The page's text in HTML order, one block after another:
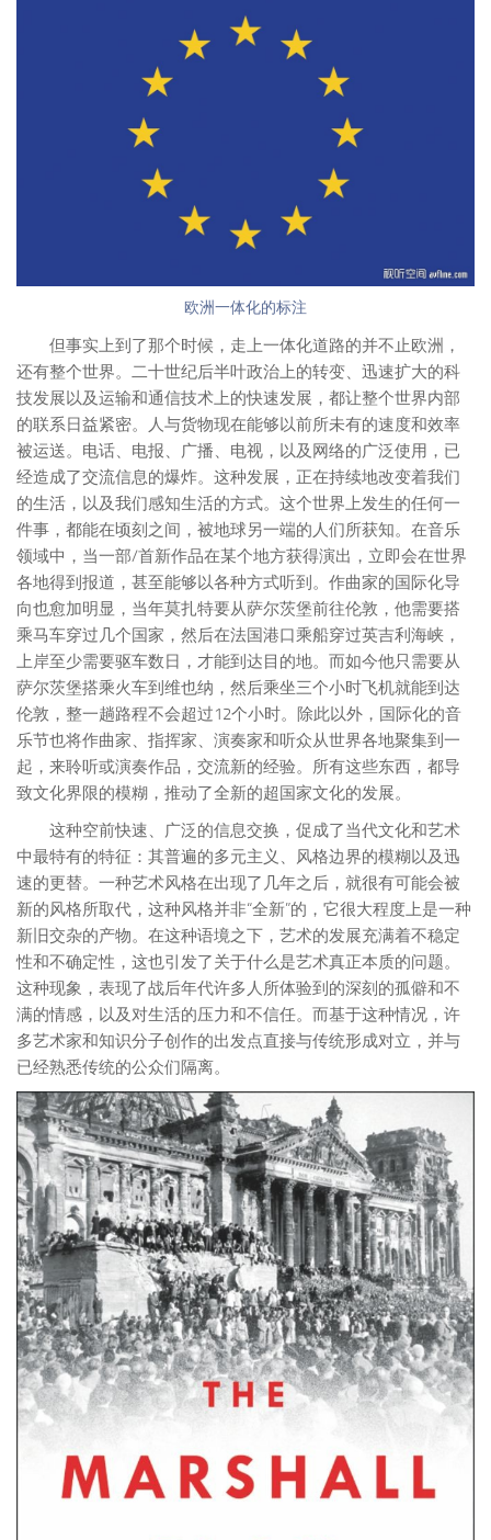
欧洲一体化的标注
但事实上到了那个时候，走上一体化道路的并不止欧洲，
还有整个世界。二十世纪后半叶政治上的转变、迅速扩大的科
技发展以及运输和通信技术上的快速发展，都让整个世界内部
的联系日益紧密。人与货物现在能够以前所未有的速度和效率
被运送。电话、电报、广播、电视，以及网络的广泛使用，已
经造成了交流信息的爆炸。这种发展，正在持续地改变着我们
的生活，以及我们感知生活的方式。这个世界上发生的任何一
件事，都能在顷刻之间，被地球另一端的人们所获知。在音乐
领域中，当一部/首新作品在某个地方获得演出，立即会在世界
各地得到报道，甚至能够以各种方式听到。作曲家的国际化导
向也愈加明显，当年莫扎特要从萨尔茨堡前往伦敦，他需要搭
乘马车穿过几个国家，然后在法国港口乘船穿过英吉利海峡，
上岸至少需要驱车数日，才能到达目的地。而如今他只需要从
萨尔茨堡搭乘火车到维也纳，然后乘坐三个小时飞机就能到达
伦敦，整一趟路程不会超过12个小时。除此以外，国际化的音
乐节也将作曲家、指挥家、演奏家和听众从世界各地聚集到一
起，来聆听或演奏作品，交流新的经验。所有这些东西，都导
致文化界限的模糊，推动了全新的超国家文化的发展。
这种空前快速、广泛的信息交换，促成了当代文化和艺术
中最特有的特征：其普遍的多元主义、风格边界的模糊以及迅
速的更替。一种艺术风格在出现了几年之后，就很有可能会被
新的风格所取代，这种风格并非“全新”的，它很大程度上是一种
新旧交杂的产物。在这种语境之下，艺术的发展充满着不稳定
性和不确定性，这也引发了关于什么是艺术真正本质的问题。
这种现象，表现了战后年代许多人所体验到的深刻的孤僻和不
满的情感，以及对生活的压力和不信任。而基于这种情况，许
多艺术家和知识分子创作的出发点直接与传统形成对立，并与
已经熟悉传统的公众们隔离。